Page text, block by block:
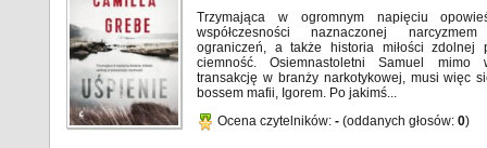
Trzymająca w ogromnym napięciu
współczesności naznaczonej
ograniczeń, a także historia miłości zdolnej
ciemność. Osiemnastoletni Samuel mimo
transakcję w branży narkotykowej, musi więc
bossem mafii, Igorem. Po jakimś...
Ocena czytelników: - (oddanych głosów: 0)